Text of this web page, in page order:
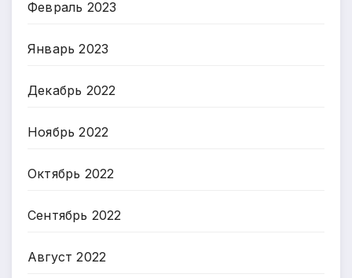
Февраль 2023
Январь 2023
Декабрь 2022
Ноябрь 2022
Октябрь 2022
Сентябрь 2022
Август 2022